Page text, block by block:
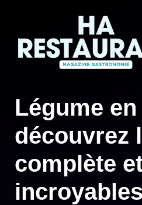
contenu
Légume en
découvrez
complète